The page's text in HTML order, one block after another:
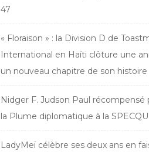
47
« Floraison » : la Division D de
International en Haïti clôture une
un nouveau chapitre de son histoire
Nidger F. Judson Paul récompensé
la Plume diplomatique à la
LadyMeï célèbre ses deux ans en